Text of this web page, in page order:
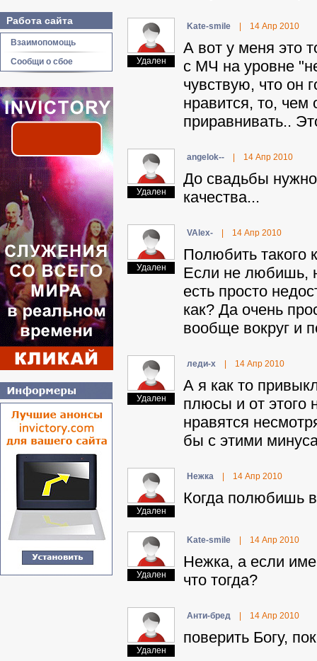
Работа сайта
Взаимопомощь
Сообщи о сбое
Удален
Kate-smile 14 Апр 2010
А вот у меня это
с МЧ на уровне
чувствую, что он
нравится, то, чем
приравнивать..
Удален
angelok-- 14 Апр 2010
До свадьбы
качества...
Удален
VAlex- 14 Апр 2010
Полюбить такого
Если не любишь,
есть просто
как? Да очень
вообще вокруг и
Удален
лeди-x 14 Апр 2010
А я как то
плюсы и от этого
нравятся
бы с этими
Удален
Heжкa 14 Апр 2010
Когда полюбишь
Удален
Kate-smile 14 Апр 2010
Heжкa, а если
что тогда?
Удален
Aнти-бpeд 14 Апр 2010
поверить Богу,